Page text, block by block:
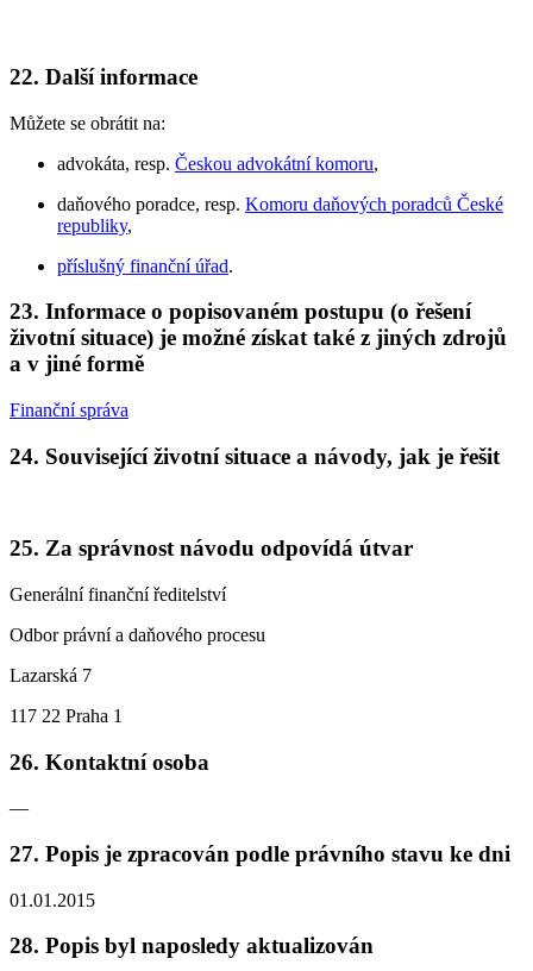
22. Další informace
Můžete se obrátit na:
advokáta, resp. Českou advokátní komoru,
daňového poradce, resp. Komoru daňových poradců České
republiky,
příslušný finanční úřad.
23. Informace o popisovaném postupu (o řešení
životní situace) je možné získat také z jiných zdrojů
a v jiné formě
Finanční správa
24. Související životní situace a návody, jak je řešit
25. Za správnost návodu odpovídá útvar
Generální finanční ředitelství
Odbor právní a daňového procesu
Lazarská 7
117 22 Praha 1
26. Kontaktní osoba
—
27. Popis je zpracován podle právního stavu ke dni
01.01.2015
28. Popis byl naposledy aktualizován